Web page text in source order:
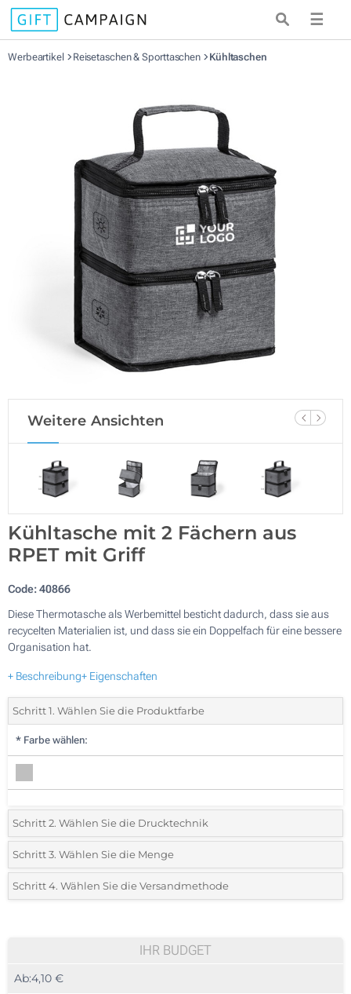
☰
Werbeartikel Reisetaschen & Sporttaschen Kühltaschen
Weitere Ansichten
Kühltasche mit 2 Fächern aus
RPET mit Griff
Code:40866
Diese Thermotasche als Werbemittel besticht dadurch, dass sie aus
recycelten Materialien ist, und dass sie ein Doppelfach für eine bessere
Organisation hat.
+ Beschreibung+ Eigenschaften
Schritt 1. Wählen Sie die Produktfarbe
* Farbe wählen:
Schritt 2. Wählen Sie die Drucktechnik
*Wählen Sie die Druck- und Farbtechniken für Ihr Logo:
1 Farbig (Auf der Vorderseite)
3 Farbig (Auf der Vorderseite)
Schritt 3. Wählen Sie die Menge
*Bitte wählen Sie Ihre gewünschte Menge
50
Schritt 4. Wählen Sie die Versandmethode
IHR BUDGET
Ab:4,10 €